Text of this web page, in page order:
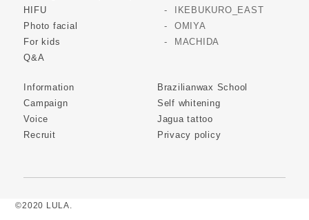
HIFU
Photo facial
For kids
Q&A
IKEBUKURO_EAST
OMIYA
MACHIDA
Information
Campaign
Voice
Recruit
Brazilianwax School
Self whitening
Jagua tattoo
Privacy policy
©2020 LULA.